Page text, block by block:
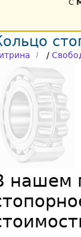
С
/
нашем